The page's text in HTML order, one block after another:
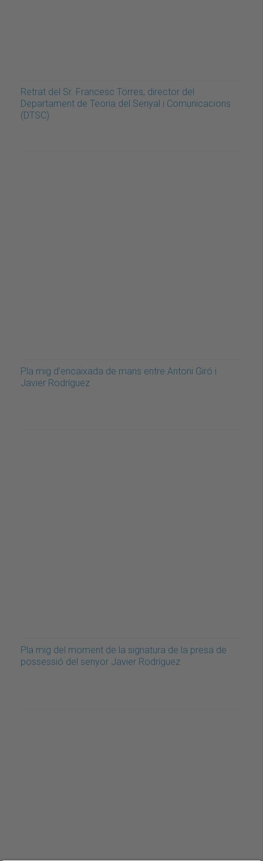
Retrat del Sr. Francesc Torres, director del
Departament de Teoria del Senyal i Comunicacions
(DTSC)
Pla mig d'encaixada de mans entre Antoni Giró i
Javier Rodríguez
Pla mig del moment de la signatura de la presa de
possessió del senyor Javier Rodríguez